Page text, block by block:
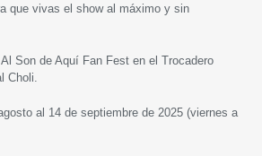
que vivas el show al máximo y sin
Son de Aquí Fan Fest en el Trocadero
Choli.
al 14 de septiembre de 2025 (viernes a